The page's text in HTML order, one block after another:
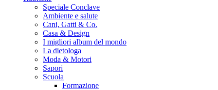
Speciale Conclave
Ambiente e salute
Cani, Gatti & Co.
Casa & Design
I migliori album del mondo
La dietologa
Moda & Motori
Sapori
Scuola
Formazione